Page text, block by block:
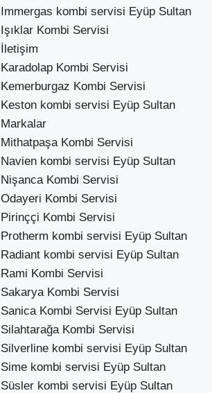
Immergas kombi servisi Eyüp Sultan
Işıklar Kombi Servisi
İletişim
Karadolap Kombi Servisi
Kemerburgaz Kombi Servisi
Keston kombi servisi Eyüp Sultan
Markalar
Mithatpaşa Kombi Servisi
Navien kombi servisi Eyüp Sultan
Nişanca Kombi Servisi
Odayeri Kombi Servisi
Pirinççi Kombi Servisi
Protherm kombi servisi Eyüp Sultan
Radiant kombi servisi Eyüp Sultan
Rami Kombi Servisi
Sakarya Kombi Servisi
Sanica Kombi Servisi Eyüp Sultan
Silahtarağa Kombi Servisi
Silverline kombi servisi Eyüp Sultan
Sime kombi servisi Eyüp Sultan
Süsler kombi servisi Eyüp Sultan